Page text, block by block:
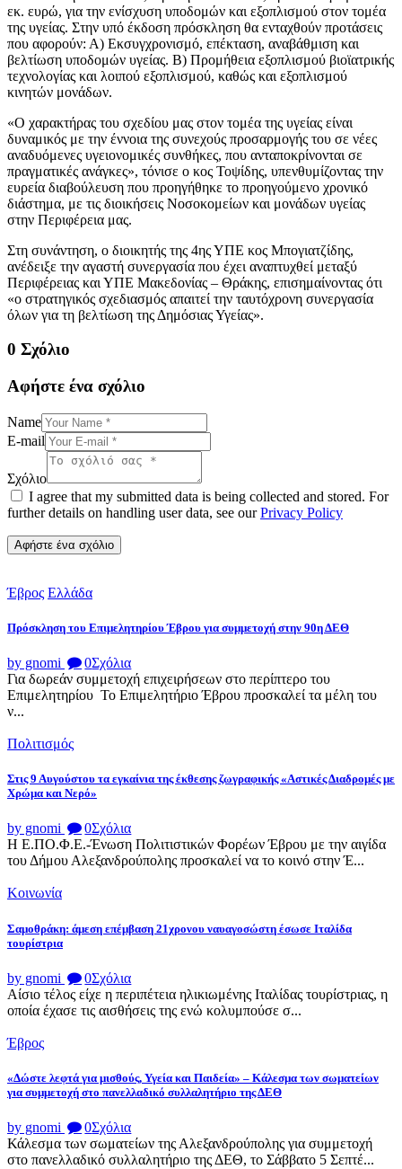
εκ. ευρώ, για την ενίσχυση υποδομών και εξοπλισμού στον τομέα
της υγείας. Στην υπό έκδοση πρόσκληση θα ενταχθούν προτάσεις
που αφορούν: Α) Εκσυγχρονισμό, επέκταση, αναβάθμιση και
βελτίωση υποδομών υγείας. Β) Προμήθεια εξοπλισμού βιοϊατρικής
τεχνολογίας και λοιπού εξοπλισμού, καθώς και εξοπλισμού
κινητών μονάδων.
«Ο χαρακτήρας του σχεδίου μας στον τομέα της υγείας είναι
δυναμικός με την έννοια της συνεχούς προσαρμογής του σε νέες
αναδυόμενες υγειονομικές συνθήκες, που ανταποκρίνονται σε
πραγματικές ανάγκες», τόνισε ο κος Τοψίδης, υπενθυμίζοντας την
ευρεία διαβούλευση που προηγήθηκε το προηγούμενο χρονικό
διάστημα, με τις διοικήσεις Νοσοκομείων και μονάδων υγείας
στην Περιφέρεια μας.
Στη συνάντηση, ο διοικητής της 4ης ΥΠΕ κος Μπογιατζίδης,
ανέδειξε την αγαστή συνεργασία που έχει αναπτυχθεί μεταξύ
Περιφέρειας και ΥΠΕ Μακεδονίας – Θράκης, επισημαίνοντας ότι
«ο στρατηγικός σχεδιασμός απαιτεί την ταυτόχρονη συνεργασία
όλων για τη βελτίωση της Δημόσιας Υγείας».
0 Σχόλιο
Αφήστε ένα σχόλιο
Name
E-mail
Σχόλιο
I agree that my submitted data is being collected and stored. For
further details on handling user data, see ourPrivacy Policy
Έβρος Ελλάδα
Πρόσκληση του Επιμελητηρίου Έβρου για συμμετοχή στην 90η ΔΕΘ
by gnomi 0Σχόλια
Για δωρεάν συμμετοχή επιχειρήσεων στο περίπτερο του
Επιμελητηρίου Το Επιμελητήριο Έβρου προσκαλεί τα μέλη του
ν...
Πολιτισμός
Στις 9 Αυγούστου τα εγκαίνια της έκθεσης ζωγραφικής «Αστικές Διαδρομές με
Χρώμα και Νερό»
by gnomi 0Σχόλια
Η Ε.ΠΟ.Φ.Ε.-Ένωση Πολιτιστικών Φορέων Έβρου με την αιγίδα
του Δήμου Αλεξανδρούπολης προσκαλεί να το κοινό στην Έ...
Κοινωνία
Σαμοθράκη: άμεση επέμβαση 21χρονου ναυαγοσώστη έσωσε Ιταλίδα
τουρίστρια
by gnomi 0Σχόλια
Αίσιο τέλος είχε η περιπέτεια ηλικιωμένης Ιταλίδας τουρίστριας, η
οποία έχασε τις αισθήσεις της ενώ κολυμπούσε σ...
Έβρος
«Δώστε λεφτά για μισθούς, Υγεία και Παιδεία» – Κάλεσμα των σωματείων
για συμμετοχή στο πανελλαδικό συλλαλητήριο της ΔΕΘ
by gnomi 0Σχόλια
Κάλεσμα των σωματείων της Αλεξανδρούπολης για συμμετοχή
στο πανελλαδικό συλλαλητήριο της ΔΕΘ, το Σάββατο 5 Σεπτέ...